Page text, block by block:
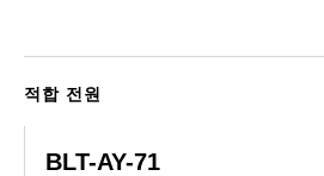
적합 전원
BLT-AY-71